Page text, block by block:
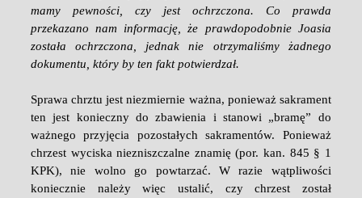
mamy pewności, czy jest ochrzczona. Co prawda
przekazano nam informację, że prawdopodobnie Joasia
została ochrzczona, jednak nie otrzymaliśmy żadnego
dokumentu, który by ten fakt potwierdzał.
Sprawa chrztu jest niezmiernie ważna, ponieważ sakrament
ten jest konieczny do zbawienia i stanowi „bramę” do
ważnego przyjęcia pozostałych sakramentów. Ponieważ
chrzest wyciska niezniszczalne znamię (por. kan. 845 § 1
KPK), nie wolno go powtarzać. W razie wątpliwości
koniecznie należy więc ustalić, czy chrzest został